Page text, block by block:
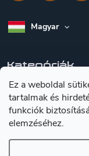
Ez a weboldal
tartalmak és
funkciók
elemzéséhez.
Magyar
Kategóriák
A vásárlásról